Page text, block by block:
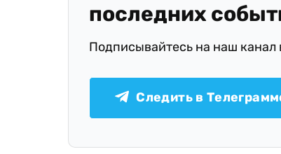
последних
Подписывайтесь на наш канал
Следить в